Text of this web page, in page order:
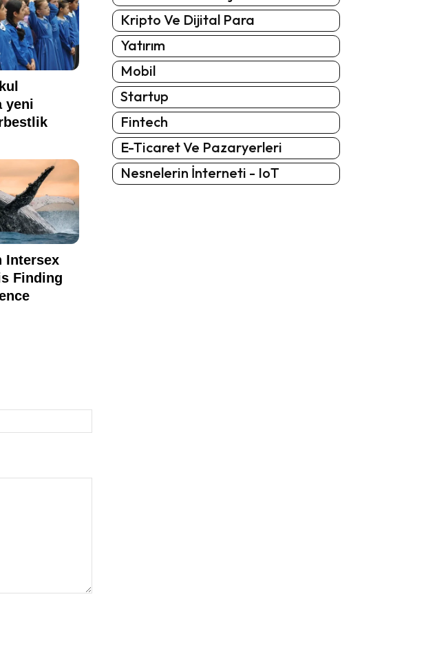
Kripto Ve Dijital Para
Yatırım
Mobil
Startup
Fintech
E-Ticaret Ve Pazaryerleri
Nesnelerin İnterneti - IoT